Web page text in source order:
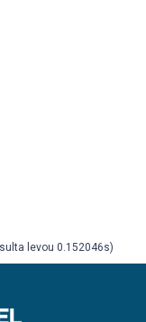
levou 0.152046s)